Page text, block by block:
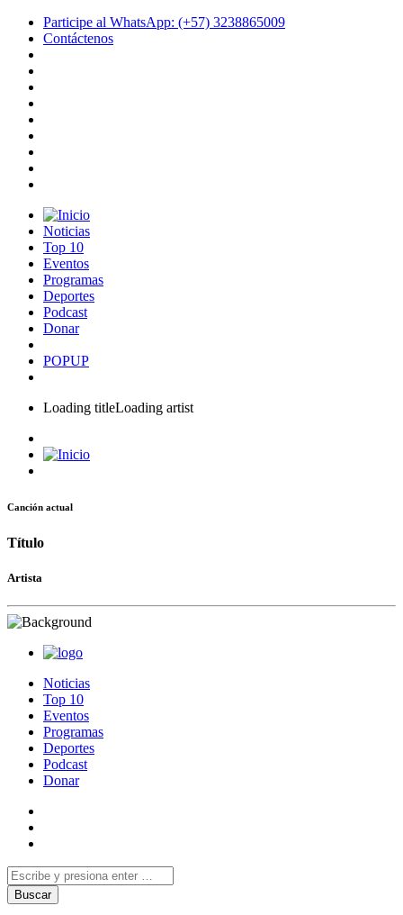
Participe al WhatsApp: (+57) 3238865009
Contáctenos
Noticias
Top 10
Eventos
Programas
Deportes
Podcast
Donar
POPUP
Loading titleLoading artist
Canción actual
Título
Artista
Noticias
Top 10
Eventos
Programas
Deportes
Podcast
Donar